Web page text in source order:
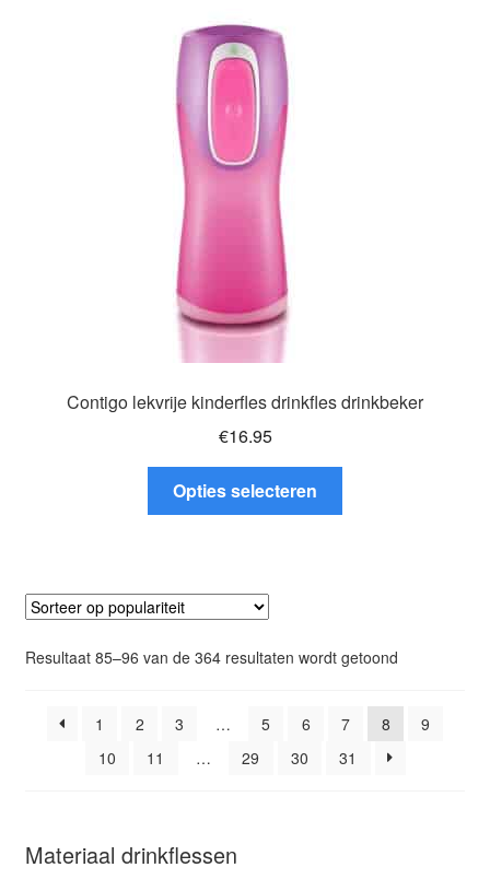
Contigo lekvrije kinderfles drinkfles drinkbeker
€16.95
Opties selecteren
kan
worden
op
Resultaat 85–96 van de 364 resultaten wordt getoondGesorteerd
populariteit
1
2 3 … 5 6 7 8
9
10
11 … 29 30 31
Materiaal drinkflessen